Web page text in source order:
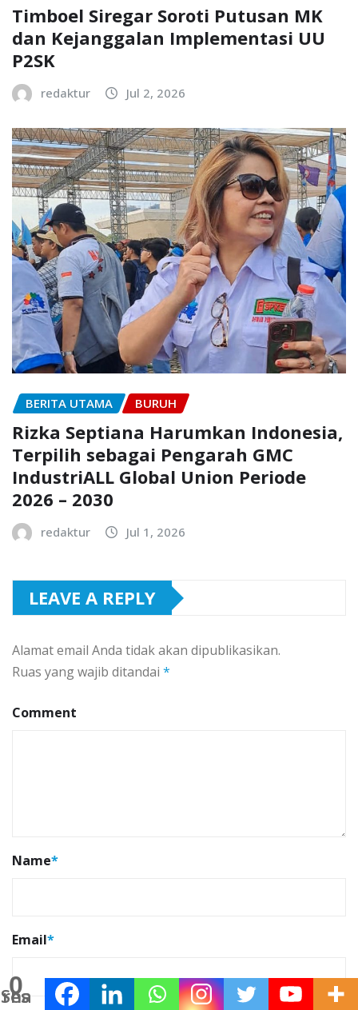
0
Shares
Timboel Siregar Soroti Putusan MK
dan Kejanggalan Implementasi UU
P2SK
redaktur Jul 2, 2026
BERITA UTAMA BURUH
Rizka Septiana Harumkan Indonesia,
Terpilih sebagai Pengarah GMC
IndustriALL Global Union Periode
2026 – 2030
redaktur Jul 1, 2026
LEAVE A REPLY
Alamat email Anda tidak akan dipublikasikan.
Ruas yang wajib ditandai *
Comment
Name*
Email*